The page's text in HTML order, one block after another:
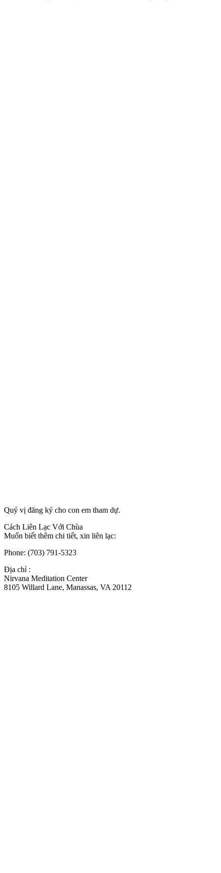
Quý vị đăng ký cho con em tham dự.
Cách Liên Lạc Với Chùa
Muốn biết thêm chi tiết, xin liên lạc:
Phone: (703) 791-5323
Địa chỉ :
Nirvana Meditation Center
8105 Willard Lane, Manassas, VA 20112